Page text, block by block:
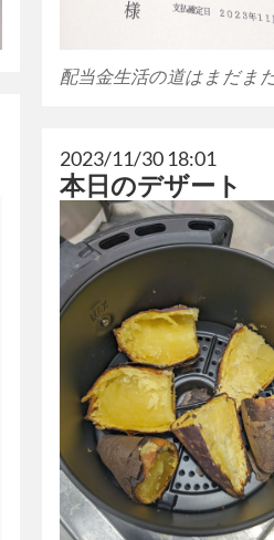
配当金生活の道はまだま
2023/11/30 18:01
本日のデザート